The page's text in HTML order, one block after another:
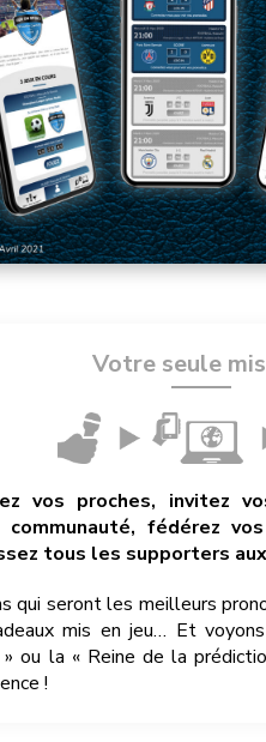
Votre seule
vos proches, invitez
communauté, fédérez
tous les supporters
qui seront les meilleurs
mis en jeu… Et
ou la « Reine de la
!